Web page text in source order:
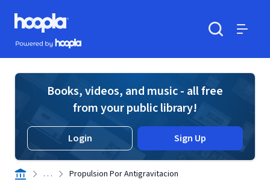
Skip to main content
Hoopla logo
Powered by Hoopla
Books, videos, and music - all free
from your public library!
Login Sign Up
. . . Propulsion Por Antigravitacion